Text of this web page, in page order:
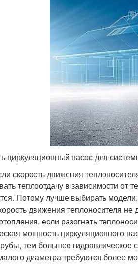
циркуляционный насос для
скорость движения
теплоотдачу в зависимости
Потому лучше выбирать
движения теплоносителя
если разогнать
мощность циркуляционного
тем большее гидравлическое
диаметра требуются более